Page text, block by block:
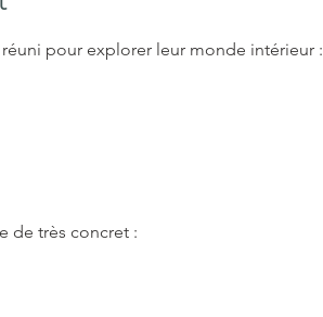
pour explorer leur monde intérieur :
de très concret :